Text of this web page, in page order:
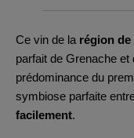
Ce vin de la région de
parfait de Grenache et
prédominance du
symbiose parfaite
facilement.